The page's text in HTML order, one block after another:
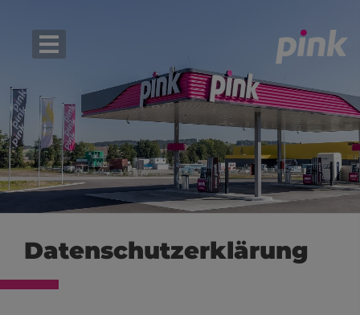
Datenschutzerklärung